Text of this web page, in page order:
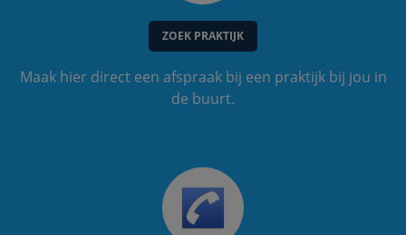
ZOEK PRAKTIJK
Maak hier direct een afspraak bij een praktijk bij jou in
de buurt.